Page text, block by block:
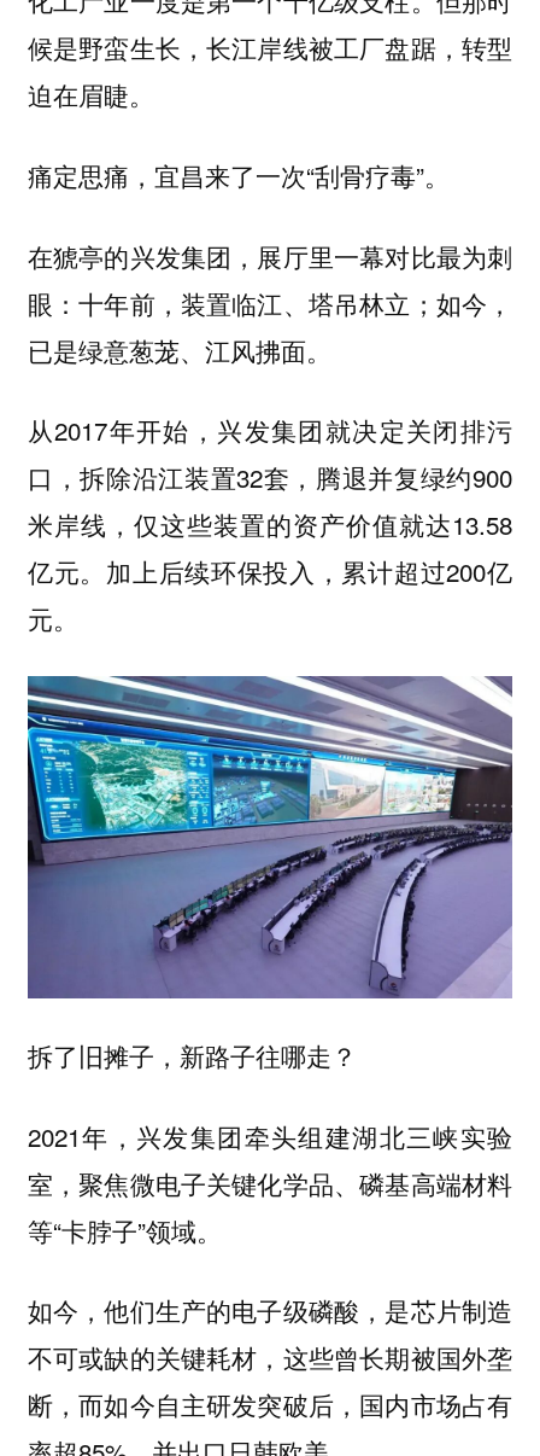
候是野蛮生长，长江岸线被工厂盘踞，转型
迫在眉睫。
痛定思痛，宜昌来了一次“刮骨疗毒”。
在猇亭的兴发集团，展厅里一幕对比最为刺
眼：十年前，装置临江、塔吊林立；如今，
已是绿意葱茏、江风拂面。
从2017年开始，兴发集团就决定关闭排污
口，拆除沿江装置32套，腾退并复绿约900
米岸线，仅这些装置的资产价值就达13.58
亿元。加上后续环保投入，累计超过200亿
元。
拆了旧摊子，新路子往哪走？
2021年，兴发集团牵头组建湖北三峡实验
室，聚焦微电子关键化学品、磷基高端材料
等“卡脖子”领域。
如今，他们生产的电子级磷酸，是芯片制造
不可或缺的关键耗材，这些曾长期被国外垄
断，而如今自主研发突破后，国内市场占有